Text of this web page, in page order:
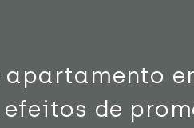
efeitos de